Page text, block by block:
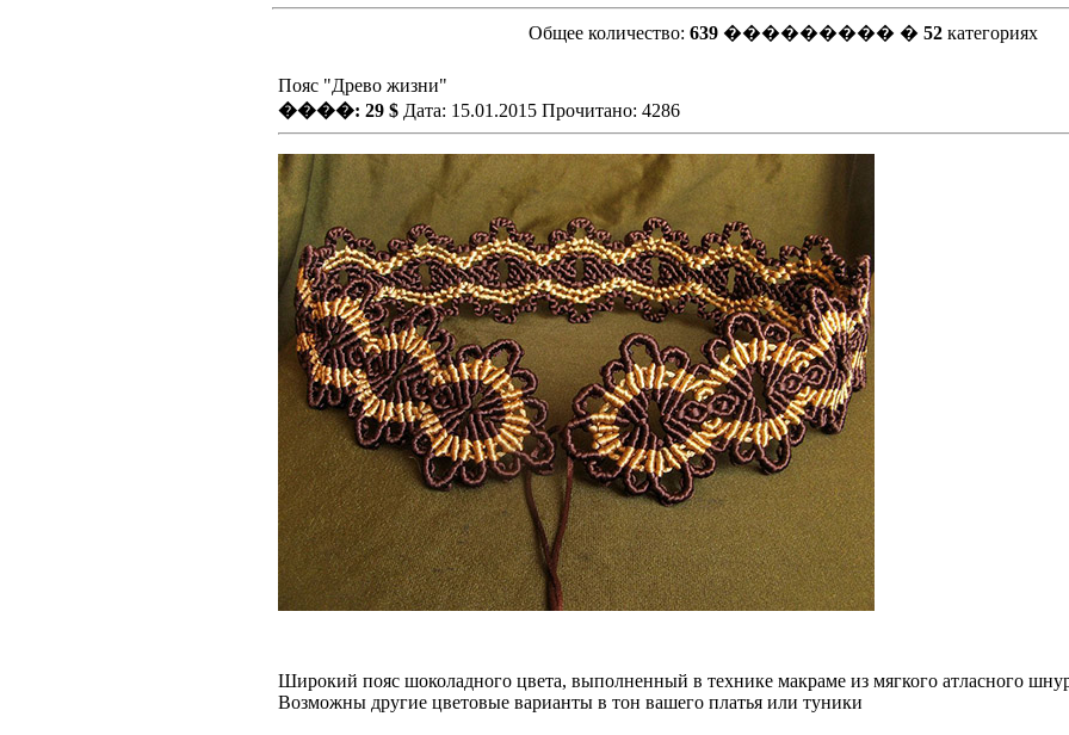
Общее количество: 639 ��������� � 52 категориях
Пояс "Древо жизни"
����: 29 $ Дата: 15.01.2015 Прочитано: 4286
Широкий пояс шоколадного цвета, выполненный в технике макраме из мягкого атласного
Возможны другие цветовые варианты в тон вашего платья или туники